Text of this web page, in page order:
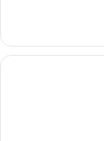
chambre :
Premium
Studio
le
type
de